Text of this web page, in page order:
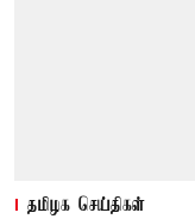
தமிழக செய்திகள்